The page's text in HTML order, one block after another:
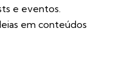
e eventos.
em conteúdos